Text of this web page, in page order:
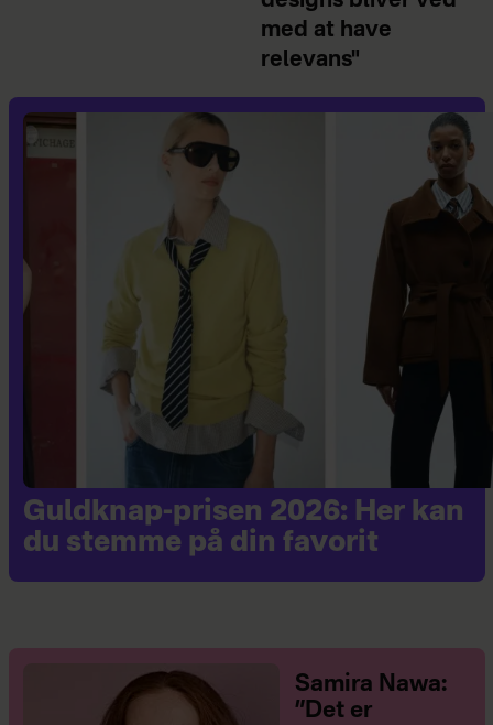
med at have
relevans"
Guldknap-prisen 2026: Her kan
du stemme på din favorit
Samira Nawa:
”Det er